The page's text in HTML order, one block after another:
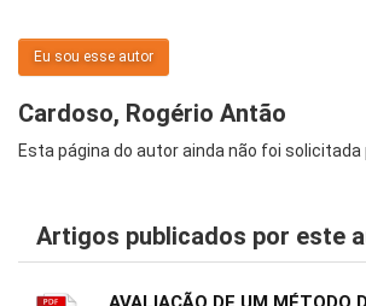
Eu sou esse autor
Cardoso, Rogério Antão
Esta página do autor ainda não foi solicitada
Artigos publicados por este